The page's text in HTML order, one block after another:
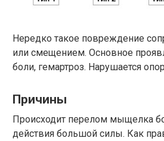
Нередко такое повреждение
или смещением. Основное
боли, гемартроз. Нарушается
Причины
Происходит перелом мыщелка
действия большой силы. Как